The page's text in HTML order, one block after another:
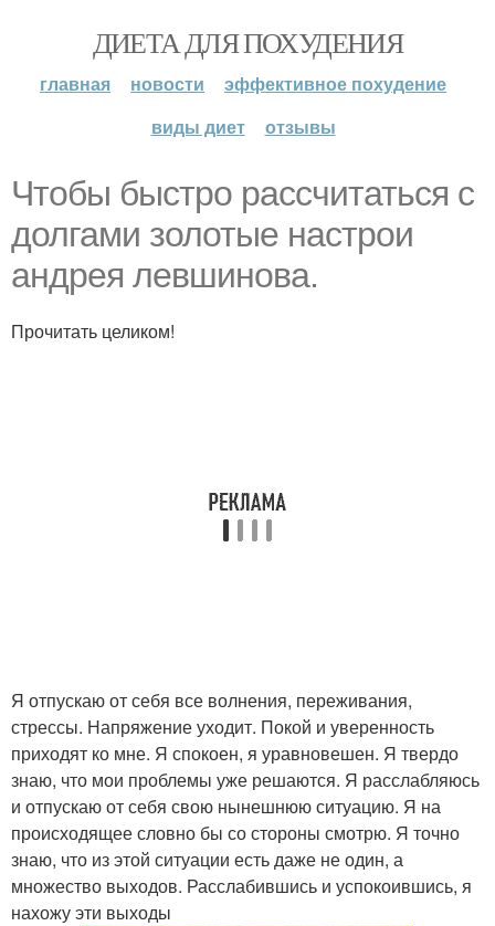
ДИЕТА ДЛЯ ПОХУДЕНИЯ
главная новости
эффективное похудение
виды диет
отзывы
Чтобы быстро рассчитаться с
долгами золотые настрои
андрея левшинова.
Прочитать целиком!
Я отпускаю от себя все волнения, переживания,
стрессы. Напряжение уходит. Покой и уверенность
приходят ко мне. Я спокоен, я уравновешен. Я твердо
знаю, что мои проблемы уже решаются. Я расслабляюсь
и отпускаю от себя свою нынешнюю ситуацию. Я на
происходящее словно бы со стороны смотрю. Я точно
знаю, что из этой ситуации есть даже не один, а
множество выходов. Расслабившись и успокоившись, я
нахожу эти выходы